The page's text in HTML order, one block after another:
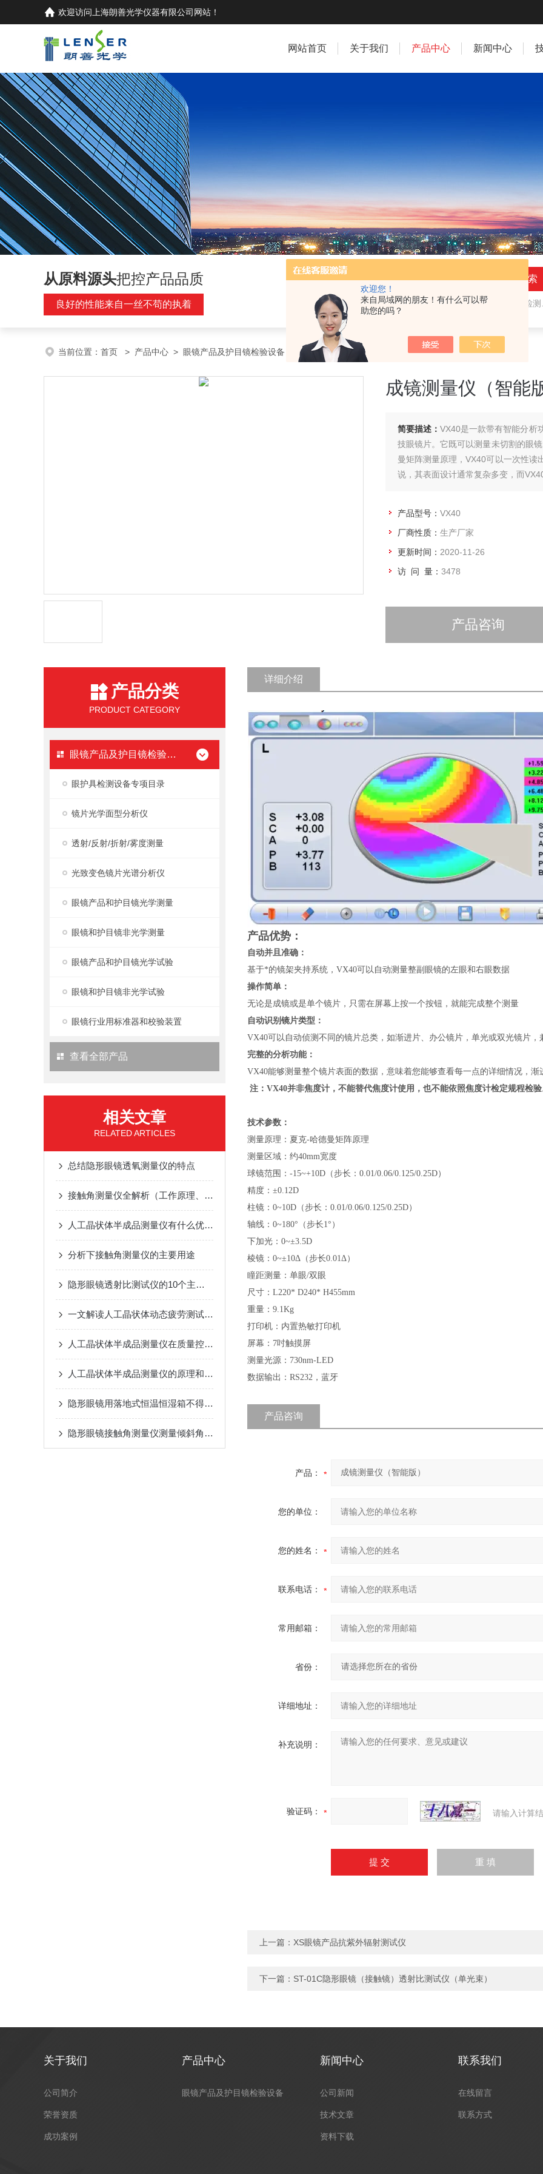
欢迎您！
来自局域网的朋友！有什么可以帮
助您的吗？
欢迎访问 上海朗善光学仪器有限公司 网站！
网站首页 关于我们 产品中心 新闻中心
从原料源头把控产品品质
良好的性能来自一丝不苟的执着 热门关键词：隐形眼镜用检测仪器，人工晶状体用检测仪器，眼镜产品检测仪器，水气处理环保设备
当前位置： 首页 > 产品中心 > 眼镜产品及护目镜检验设备 眼镜产品和护目镜光学测量 > VX40成镜测量仪（智能版）
成镜测量仪（智能
简要描述： VX40是一款带有智能分析
技眼镜片。它既可以测量未切割的眼
曼矩阵测量原理，VX40可以一次性读
说，其表面设计通常复杂多变，而
产品型号： VX40
厂商性质： 生产厂家
更新时间： 2020-11-26
访 问 量： 3478
产品咨询
产品分类
PRODUCT CATEGORY
眼镜产品及护目镜检验设备
眼护具检测设备专项目录
镜片光学面型分析仪
透射/反射/折射/雾度测量
光致变色镜片光谱分析仪
眼镜产品和护目镜光学测量
眼镜和护目镜非光学测量
眼镜产品和护目镜光学试验
眼镜和护目镜非光学试验
眼镜行业用标准器和校验装置
查看全部产品
相关文章
RELATED ARTICLES
总结隐形眼镜透氧测量仪的特点
接触角测量仪全解析（工作原理、使用方法）百科
人工晶状体半成品测量仪有什么优势？
分析下接触角测量仪的主要用途
隐形眼镜透射比测试仪的10个主要功能
一文解读人工晶状体动态疲劳测试仪的特点
人工晶状体半成品测量仪在质量控制中的应用
人工晶状体半成品测量仪的原理和优势
隐形眼镜用落地式恒温恒湿箱不得不说的优点？
隐形眼镜接触角测量仪测量倾斜角的测量方法
详细介绍
产品优势：
自动并且准确 ：
基于*的镜架夹持系统，VX40可以自动测量整副眼镜的左眼和右眼数据
操作简单：
无论是成镜或是单个镜片，只需在屏幕上按一个按钮，就能完成整个测量
自动识别镜片类型：
VX40可以自动侦测不同的镜片总类，如渐进片、办公镜片，单光或双光镜片，
完整的分析功能：
VX40能够测量整个镜片表面的数据，意味着您能够查看每一点的详细情况，
注：VX40并非焦度计，不能替代焦度计使用，也不能依照焦度计检定规程检
技术参数：
测量原理：夏克-哈德曼矩阵原理
测量区域：约40mm宽度
球镜范围：-15~+10D（步长：0.01/0.06/0.125/0.25D）
精度：±0.12D
柱镜：0~10D（步长：0.01/0.06/0.125/0.25D）
轴线：0~180°（步长1°）
下加光：0~±3.5D
棱镜：0~±10Δ（步长0.01Δ）
瞳距测量：单眼/双眼
尺寸：L220* D240* H455mm
重量：9.1Kg
打印机：内置热敏打印机
屏幕：7吋触摸屏
测量光源：730nm-LED
数据输出：RS232，蓝牙
产品咨询
产品：
您的单位：
您的姓名：
联系电话：
常用邮箱：
省份：
详细地址：
补充说明：
验证码： 请输入计算
上一篇： XS眼镜产品抗紫外辐射测试仪
下一篇： ST-01C隐形眼镜（接触镜）透射比测试仪（单光束）
关于我们
公司简介
荣誉资质
成功案例
产品中心
眼镜产品及护目镜检验设备
新闻中心
公司新闻
技术文章
资料下载
联系我们
在线留言
联系方式